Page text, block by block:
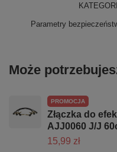
Parametry
Może
PROMOCJA
Złączka do
AJJ0060 J/J
15,99 zł